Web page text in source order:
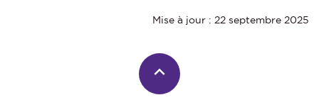
Mise à jour : 22 septembre 2025